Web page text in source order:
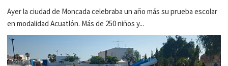
Ayer la ciudad de Moncada celebraba un año más su prueba escolar
en modalidad Acuatlón. Más de 250 niños y...